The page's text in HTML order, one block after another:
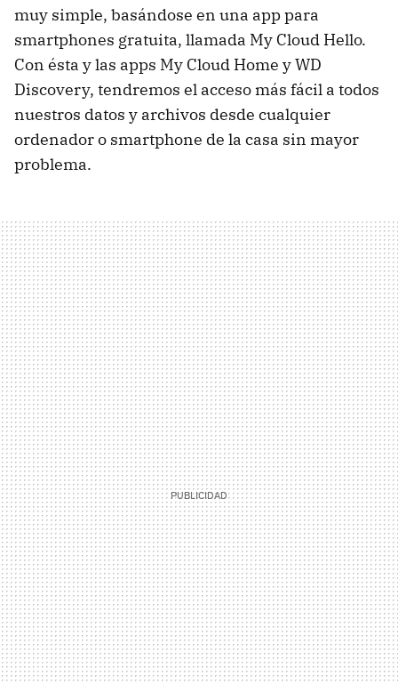
muy simple, basándose en una app para
smartphones gratuita, llamada My Cloud Hello.
Con ésta y las apps My Cloud Home y WD
Discovery, tendremos el acceso más fácil a todos
nuestros datos y archivos desde cualquier
ordenador o smartphone de la casa sin mayor
problema.